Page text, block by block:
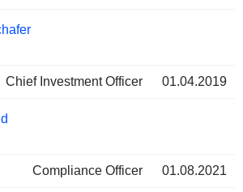
Chief Investment Officer 01.04.2019
Compliance Officer 01.08.2021